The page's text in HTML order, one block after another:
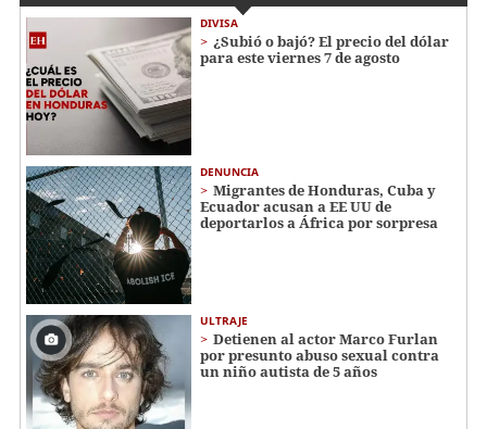
DIVISA
¿Subió o bajó? El precio del dólar
para este viernes 7 de agosto
DENUNCIA
Migrantes de Honduras, Cuba y
Ecuador acusan a EE UU de
deportarlos a África por sorpresa
ULTRAJE
Detienen al actor Marco Furlan
por presunto abuso sexual contra
un niño autista de 5 años